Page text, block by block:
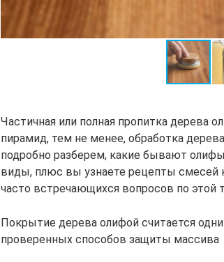
Частичная или полная пропитка дерева
пирамид, тем не менее, обработка
подробно разберем, какие бывают
виды, плюс вы узнаете рецепты смесей
часто встречающихся вопросов по этой
Покрытие дерева олифой считается
проверенных способов защиты массива